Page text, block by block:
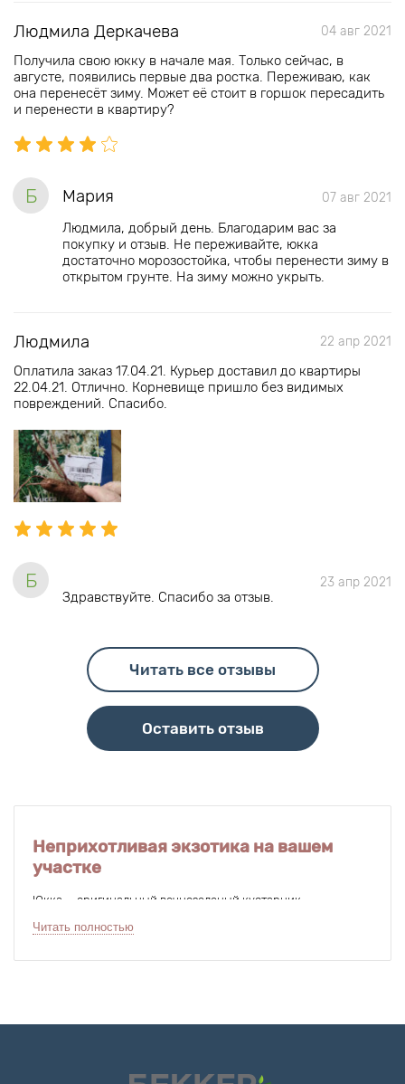
Людмила Деркачева 04 авг 2021
Получила свою юкку в начале мая. Только сейчас, в
августе, появились первые два ростка. Переживаю, как
она перенесёт зиму. Может её стоит в горшок пересадить
и перенести в квартиру?
Б Мария 07 авг 2021
Людмила, добрый день. Благодарим вас за
покупку и отзыв. Не переживайте, юкка
достаточно морозостойка, чтобы перенести зиму в
открытом грунте. На зиму можно укрыть.
Людмила 22 апр 2021
Оплатила заказ 17.04.21. Курьер доставил до квартиры
22.04.21. Отлично. Корневище пришло без видимых
повреждений. Спасибо.
Б 23 апр 2021
Здравствуйте. Спасибо за отзыв.
Читать все отзывы
Оставить отзыв
Неприхотливая экзотика на вашем
участке
Юкка — оригинальный вечнозеленый кустарник,
на американском континенте, а у нас повсеместно
Юкка прекрасно растет в жарком и засушливом климате,
или каменистый грунт. Купить саженцы юкки садовой
Читать полностью